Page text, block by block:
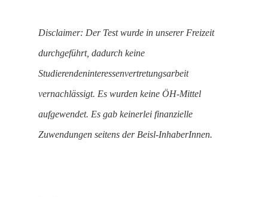
Disclaimer: Der Test wurde in unserer Freizeit
durchgeführt, dadurch keine
Studierendeninteressenvertretungsarbeit
vernachlässigt. Es wurden keine ÖH-Mittel
aufgewendet. Es gab keinerlei finanzielle
Zuwendungen seitens der Beisl-InhaberInnen.